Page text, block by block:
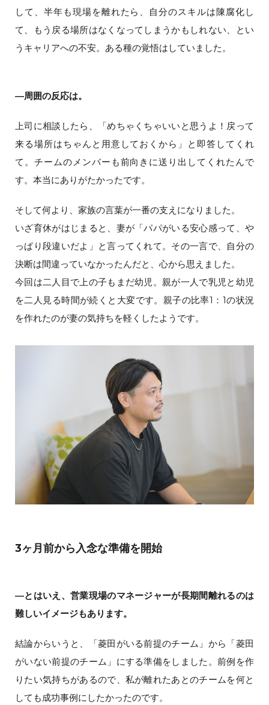
して、半年も現場を離れたら、自分のスキルは陳腐化し
て、もう戻る場所はなくなってしまうかもしれない、とい
うキャリアへの不安。ある種の覚悟はしていました。
―周囲の反応は。
上司に相談したら、「めちゃくちゃいいと思うよ！戻って
来る場所はちゃんと用意しておくから」と即答してくれ
て。チームのメンバーも前向きに送り出してくれたんで
す。本当にありがたかったです。
そして何より、家族の言葉が一番の支えになりました。
いざ育休がはじまると、妻が「パパがいる安心感って、や
っぱり段違いだよ」と言ってくれて。その一言で、自分の
決断は間違っていなかったんだと、心から思えました。
今回は二人目で上の子もまだ幼児。親が一人で乳児と幼児
を二人見る時間が続くと大変です。親子の比率1：1の状況
を作れたのが妻の気持ちを軽くしたようです。
3ヶ月前から入念な準備を開始
―とはいえ、営業現場のマネージャーが長期間離れるのは
難しいイメージもあります。
結論からいうと、「菱田がいる前提のチーム」から「菱田
がいない前提のチーム」にする準備をしました。前例を作
りたい気持ちがあるので、私が離れたあとのチームを何と
しても成功事例にしたかったのです。